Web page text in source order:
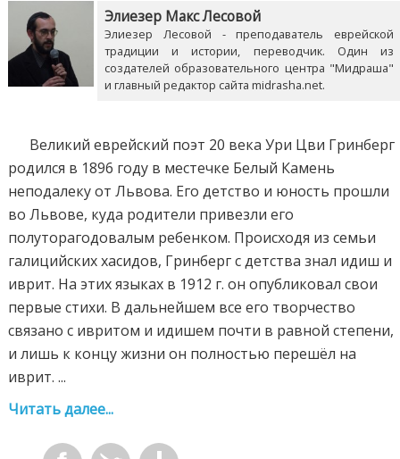
Элиезер Макс Лесовой
Элиезер Лесовой - преподаватель еврейской
традиции и истории, переводчик. Один из
создателей образовательного центра "Мидраша"
и главный редактор сайта midrasha.net.
Великий еврейский поэт 20 века Ури Цви Гринберг
родился в 1896 году в местечке Белый Камень
неподалеку от Львова. Его детство и юность прошли
во Львове, куда родители привезли его
полуторагодовалым ребенком. Происходя из семьи
галицийских хасидов, Гринберг с детства знал идиш и
иврит. На этих языках в 1912 г. он опубликовал свои
первые стихи. В дальнейшем все его творчество
связано с ивритом и идишем почти в равной степени,
и лишь к концу жизни он полностью перешёл на
иврит. ...
Читать далее...